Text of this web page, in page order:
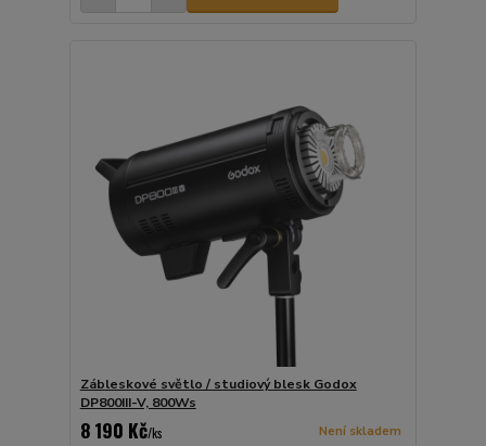
Zábleskové světlo / studiový blesk Godox
DP800III-V, 800Ws
8 190 Kč/ks Není skladem